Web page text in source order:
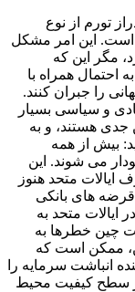
تورم از نوع
آن روبرو بوده است. این امر مشکل
مگر این که
احتمال همراه با
را جبران کنند.
و سیاسی بسیار
جدی هستند، و به
بیش از همه
می شوند. این
متحد هنوز
های بانکی
ایالات متحد به
چین خطرها به
ممکن است که
انباشت سرمایه را
در سطح کیفیت محیط